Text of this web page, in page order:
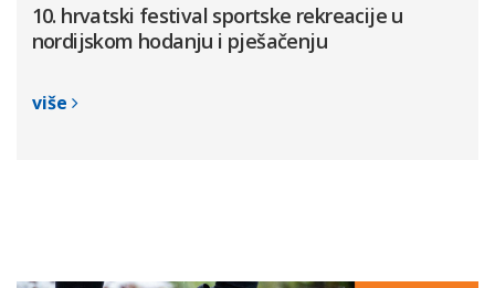
10. hrvatski festival sportske rekreacije u
nordijskom hodanju i pješačenju
više